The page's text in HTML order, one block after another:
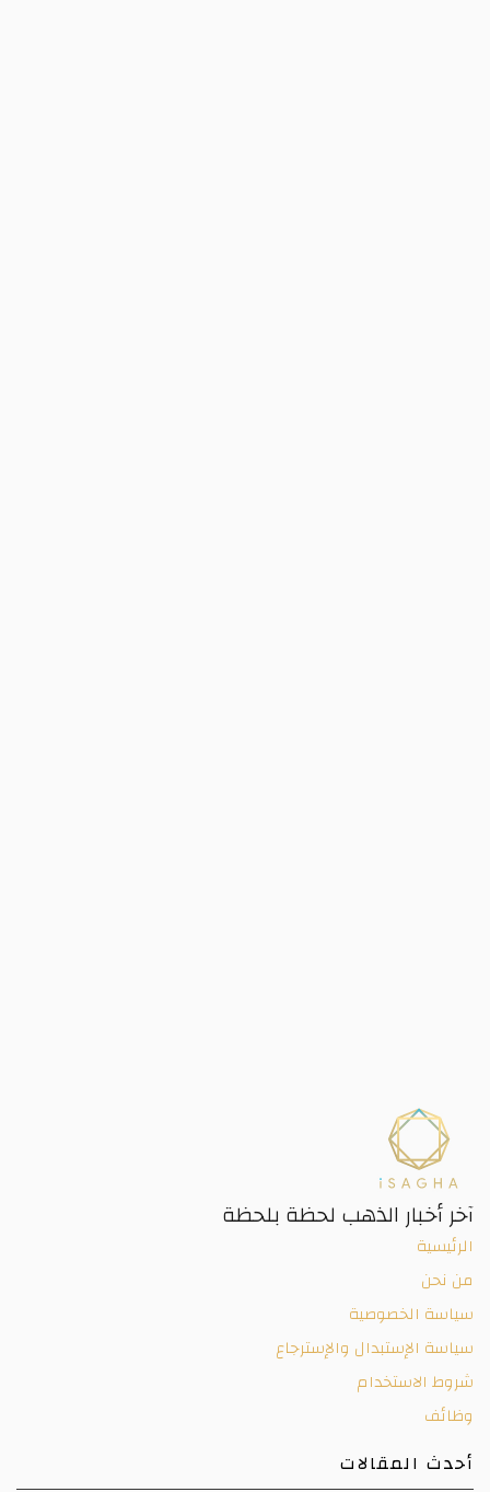
آخر أخبار الذهب لحظة بلحظة
الرئيسية
من نحن
سياسة الخصوصية
سياسة الإستبدال والإسترجاع
شروط الاستخدام
وظائف
أحدث المقالات